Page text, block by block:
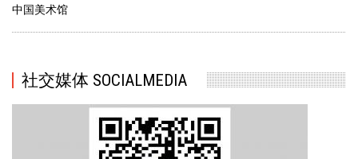
中国美术馆
社交媒体 SOCIALMEDIA